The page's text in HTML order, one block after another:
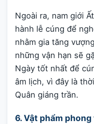
Ngoài ra, nam giới
hành lễ cúng để
nhằm gia tăng
những vận hạn sẽ
Ngày tốt nhất để
âm lịch, vì đây là
Quân giáng trần.
6. Vật phẩm